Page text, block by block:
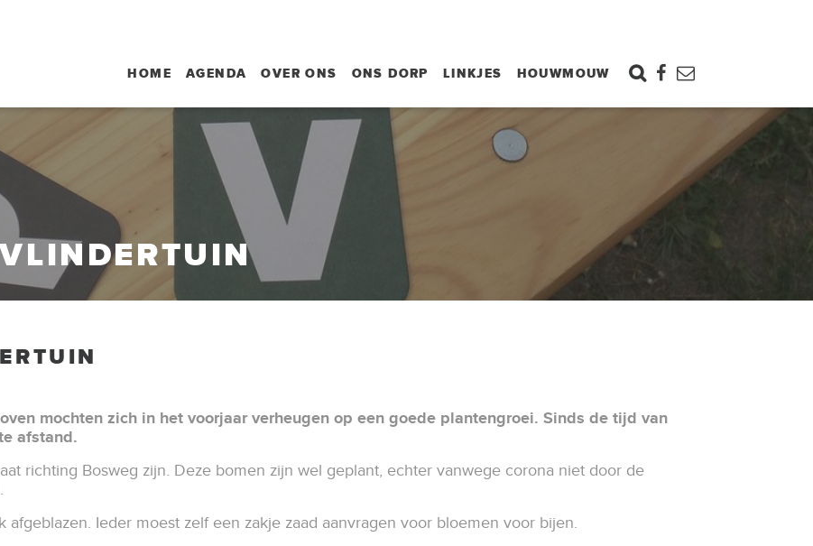
HOME AGENDA OVER ONS ONS DORP LINKJES HOUWMOUW
mochten zich in het voorjaar verheugen op een goede plantengroei. Sinds de tijd van
afstand.
richting Bosweg zijn. Deze bomen zijn wel geplant, echter vanwege corona niet door de
Ieder moest zelf een zakje zaad aanvragen voor bloemen voor bijen.